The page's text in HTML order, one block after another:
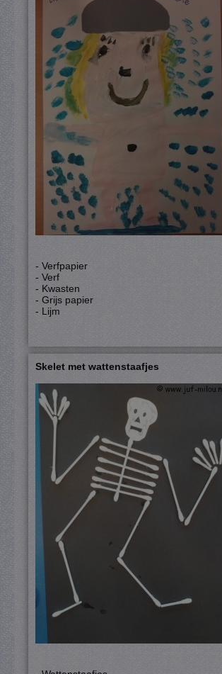
- Verfpapier
- Verf
- Kwasten
- Grijs papier
- Lijm
Skelet met wattenstaafjes